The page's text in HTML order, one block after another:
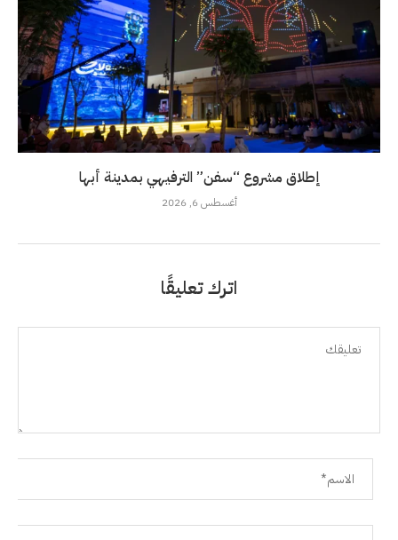
إطلاق مشروع “سفن” الترفيهي بمدينة أبها
أغسطس 6, 2026
اترك تعليقًا